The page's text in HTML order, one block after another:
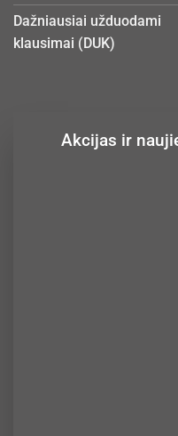
Dažniausiai užduodami
klausimai (DUK)
Akcijas ir